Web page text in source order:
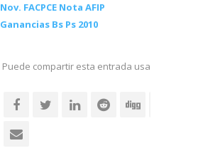
Nov. FACPCE Nota AFIP
Ganancias Bs Ps 2010
Puede compartir esta entrada usando sus